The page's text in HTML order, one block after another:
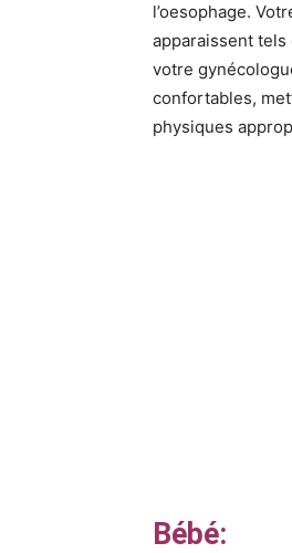
l’oesophage.
apparaissent tels
votre
confortables,
physiques
Bébé: